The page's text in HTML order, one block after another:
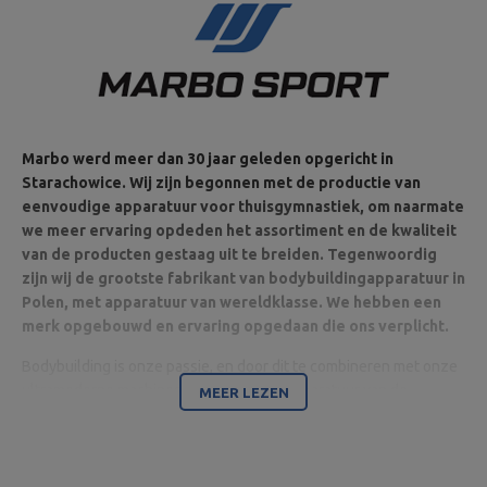
Marbo werd meer dan 30 jaar geleden opgericht in
Starachowice. Wij zijn begonnen met de productie van
eenvoudige apparatuur voor thuisgymnastiek, om naarmate
we meer ervaring opdeden het assortiment en de kwaliteit
van de producten gestaag uit te breiden. Tegenwoordig
zijn wij de grootste fabrikant van bodybuildingapparatuur in
Polen, met apparatuur van wereldklasse. We hebben een
merk opgebouwd en ervaring opgedaan die ons verplicht.
ultramoderne machines zijn wij in staat apparatuur van de
hoogste kwaliteit te leveren, gemaakt met aandacht voor detail
MEER LEZEN